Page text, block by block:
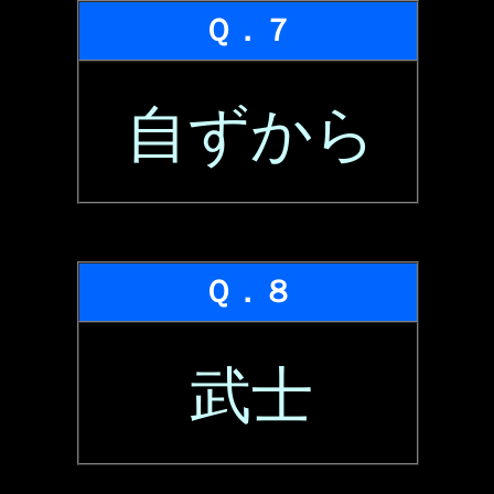
Ｑ．７
自ずから
Ｑ．８
武士